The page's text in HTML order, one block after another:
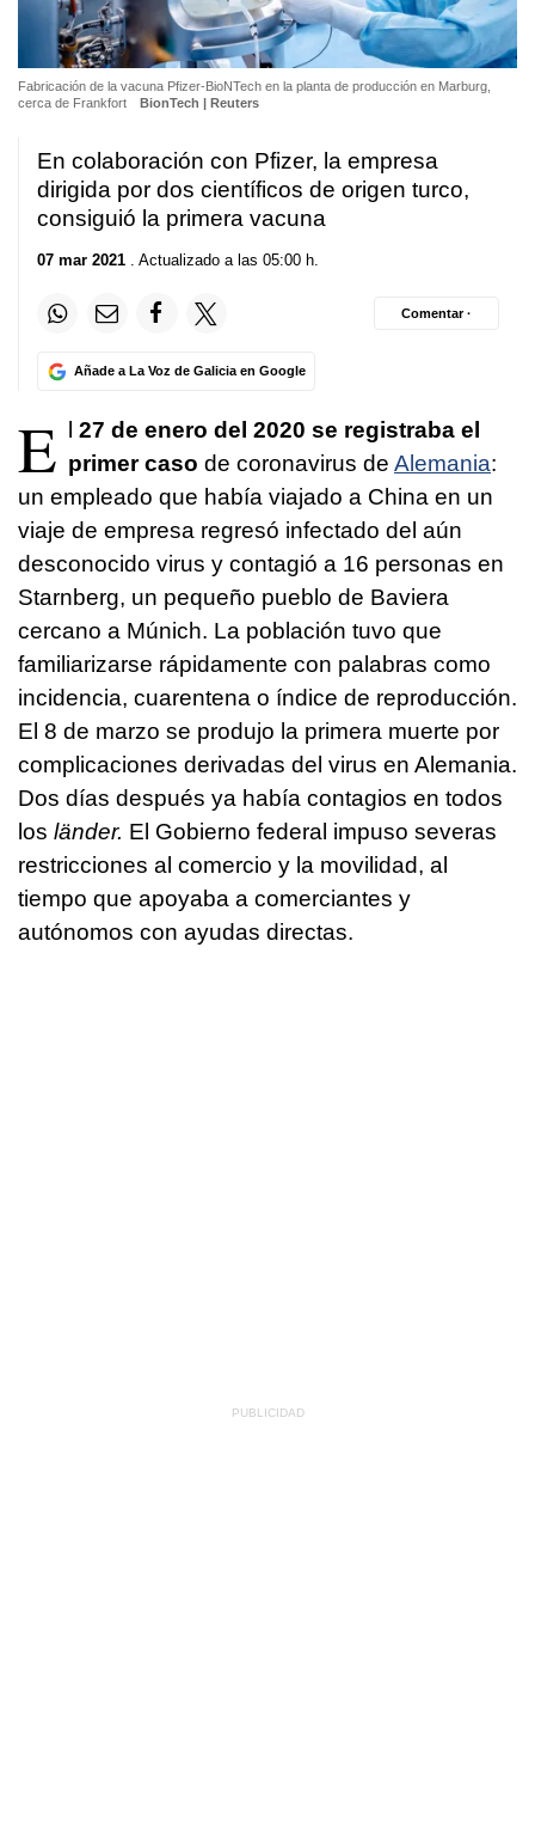
Fabricación de la vacuna Pfizer-BioNTech en la planta de producción en Marburg,
cerca de Frankfort
BionTech | Reuters
En colaboración con Pfizer, la empresa
dirigida por dos científicos de origen turco,
consiguió la primera vacuna
07 mar 2021 . Actualizado a las 05:00 h.
Añade a La Voz de Galicia en Google
Comentar ·
E
27 de enero del 2020 se registraba el
primer caso de coronavirus de Alemania:
un empleado que había viajado a China en un
viaje de empresa regresó infectado del aún
desconocido virus y contagió a 16 personas en
Starnberg, un pequeño pueblo de Baviera
cercano a Múnich. La población tuvo que
familiarizarse rápidamente con palabras como
incidencia, cuarentena o índice de reproducción.
El 8 de marzo se produjo la primera muerte por
complicaciones derivadas del virus en Alemania.
Dos días después ya había contagios en todos
los länder. El Gobierno federal impuso severas
restricciones al comercio y la movilidad, al
tiempo que apoyaba a comerciantes y
autónomos con ayudas directas.